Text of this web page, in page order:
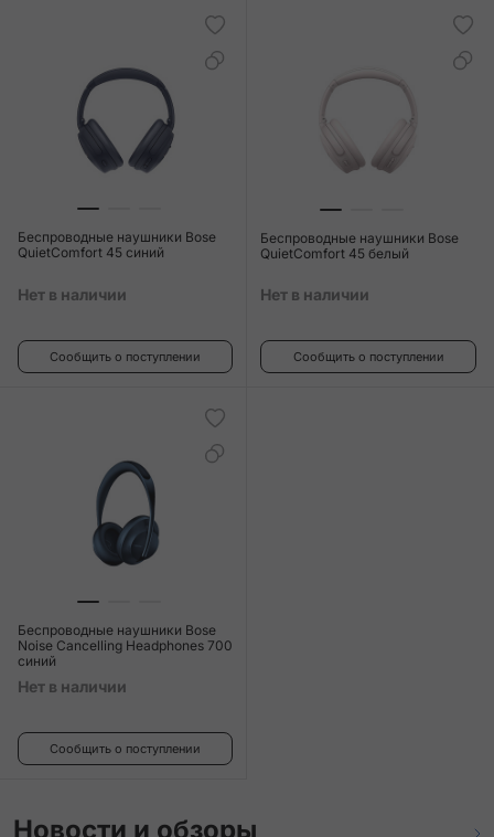
Беспроводные наушники Bose
QuietComfort 45 синий
Нет в наличии
Сообщить о поступлении
Беспроводные наушники Bose
QuietComfort 45 белый
Нет в наличии
Сообщить о поступлении
Беспроводные наушники Bose
Noise Cancelling Headphones 700
синий
Нет в наличии
Сообщить о поступлении
Новости и обзоры